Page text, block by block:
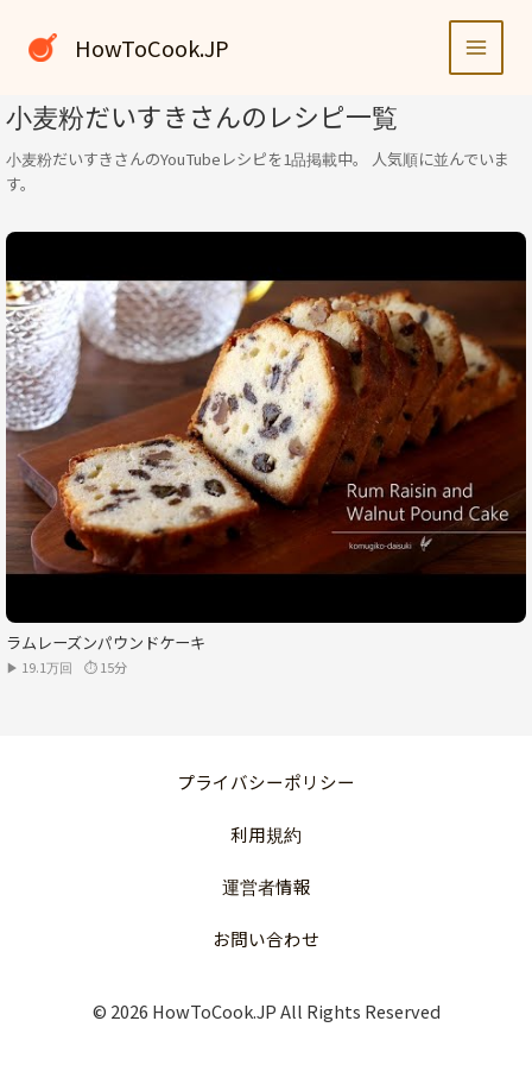
キ
ッ
プ
HowToCook.JP
小麦粉だいすきさんのレシピ一覧
小麦粉だいすきさんのYouTubeレシピを1品掲載中。 人気順に並んでいま
す。
ラムレーズンパウンドケーキ
▶ 19.1万回 ⏱ 15分
プライバシーポリシー
利用規約
運営者情報
お問い合わせ
© 2026 HowToCook.JP All Rights Reserved